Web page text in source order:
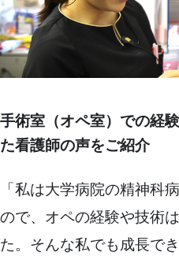
手術室（オペ室）での経
た看護師の声をご紹介
「私は大学病院の精神科
ので、オペの経験や技術
た。そんな私でも成長で